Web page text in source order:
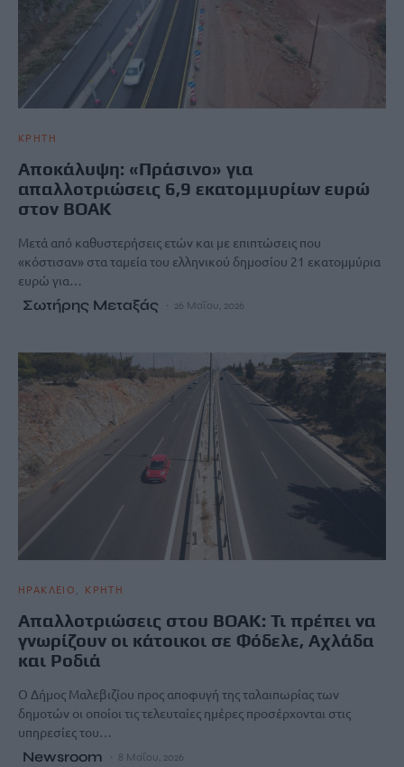
ΚΡΗΤΗ
Αποκάλυψη: «Πράσινο» για
απαλλοτριώσεις 6,9 εκατομμυρίων ευρώ
στον ΒΟΑΚ
Μετά από καθυστερήσεις ετών και με επιπτώσεις που
«κόστισαν» στα ταμεία του ελληνικού δημοσίου 21 εκατομμύρια
ευρώ για…
Σωτήρης Μεταξάς 26 Μαΐου, 2026
ΗΡΑΚΛΕΙΟ ΚΡΗΤΗ
Απαλλοτριώσεις στου ΒΟΑΚ: Τι πρέπει να
γνωρίζουν οι κάτοικοι σε Φόδελε, Αχλάδα
και Ροδιά
Ο Δήμος Μαλεβιζίου προς αποφυγή της ταλαιπωρίας των
δημοτών οι οποίοι τις τελευταίες ημέρες προσέρχονται στις
υπηρεσίες του…
Newsroom 8 Μαΐου, 2026